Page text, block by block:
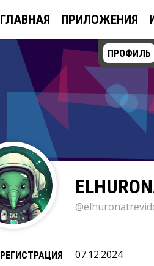
ГЛАВНАЯ ПРИЛОЖЕНИЯ
ПРОФИЛЬ
РЕГИСТРАЦИЯ 07.12.2024